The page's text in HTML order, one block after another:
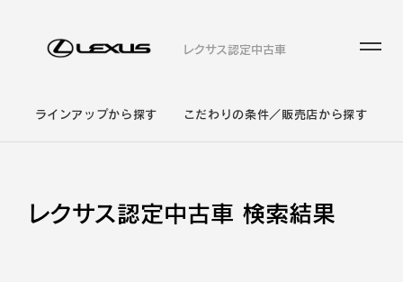
レクサス認定中古車
ラインアップから探す こだわりの条件／販売店から探す
レクサス認定中古車 検索結果